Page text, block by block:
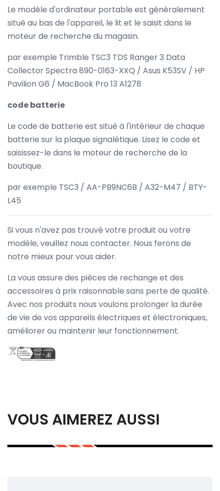
Le modèle d'ordinateur portable est généralement
situé au bas de l'appareil, le lit et le saisit dans le
moteur de recherche du magasin.
par exemple Trimble TSC3 TDS Ranger 3 Data
Collector Spectra 890-0163-XXQ / Asus K53SV / HP
Pavilion G6 / MacBook Pro 13 A1278
code batterie
Le code de batterie est situé à l'intérieur de chaque
batterie sur la plaque signalétique. Lisez le code et
saisissez-le dans le moteur de recherche de la
boutique.
par exemple TSC3 / AA-PB9NC6B / A32-M47 / BTY-
L45
Si vous n'avez pas trouvé votre produit ou votre
modèle, veuillez nous contacter. Nous ferons de
notre mieux pour vous aider.
La vous assure des pièces de rechange et des
accessoires à prix raisonnable sans perte de qualité.
Avec nos produits nous voulons prolonger la durée
de vie de vos appareils électriques et électroniques,
améliorer ou maintenir leur fonctionnement.
VOUS AIMEREZ AUSSI